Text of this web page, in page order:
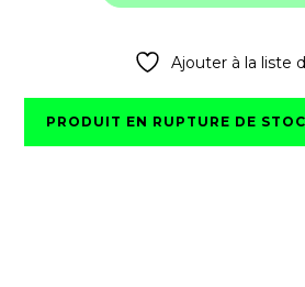
Ajouter à la liste
PRODUIT EN RUPTURE DE